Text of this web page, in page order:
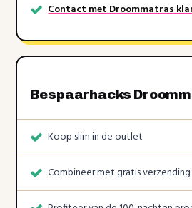
Contact met Droommatras
Bespaarhacks
Koop slim in de outlet
Combineer met gratis verzending